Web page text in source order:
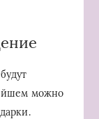
можно